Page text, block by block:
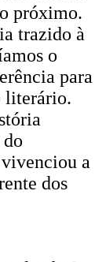
próximo.
trazido à
o
para
literário.
a
dos